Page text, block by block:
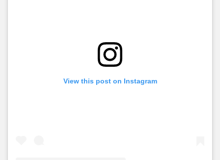
View this post on Instagram